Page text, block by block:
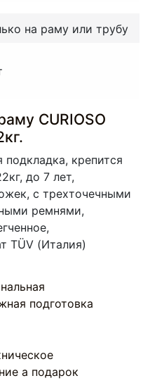
на раму или трубу
CURIOSO
подкладка, крепится
до 7 лет,
с трехточечными
ремнями,
TÜV (Италия)
подготовка
а подарок